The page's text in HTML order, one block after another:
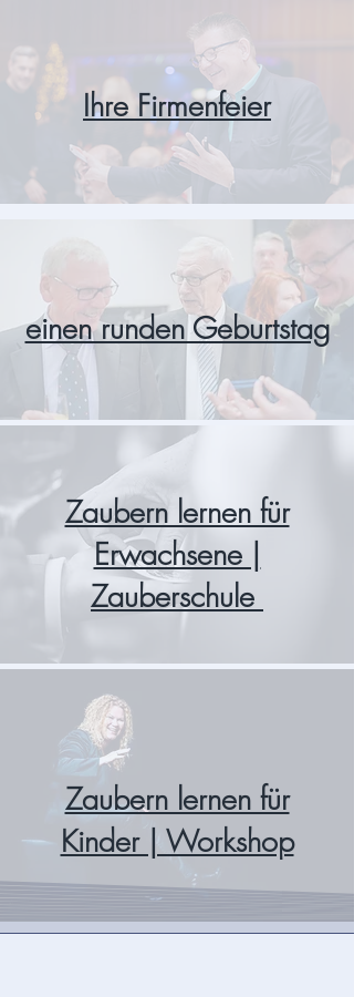
Ihre Firmenfeier
einen runden Geburtstag
Zaubern lernen für
Erwachsene |
Zauberschule
Zaubern lernen für
Kinder | Workshop